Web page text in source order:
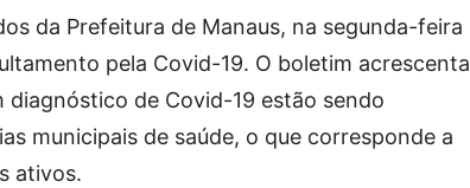
da Prefeitura de Manaus, na segunda-feira
pela Covid-19. O boletim acrescenta
diagnóstico de Covid-19 estão sendo
municipais de saúde, o que corresponde a
ativos.